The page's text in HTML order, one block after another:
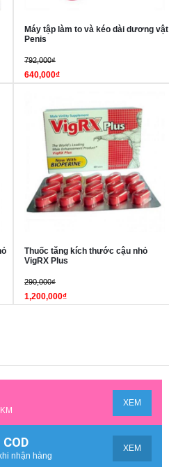
Máy tập làm to và kéo dài dương vật
Penis
792,000₫
640,000₫
Thuốc tăng kích thước cậu nhỏ
VigRX Plus
290,000₫
1,200,000₫
XEM
nhận hàng
XEM